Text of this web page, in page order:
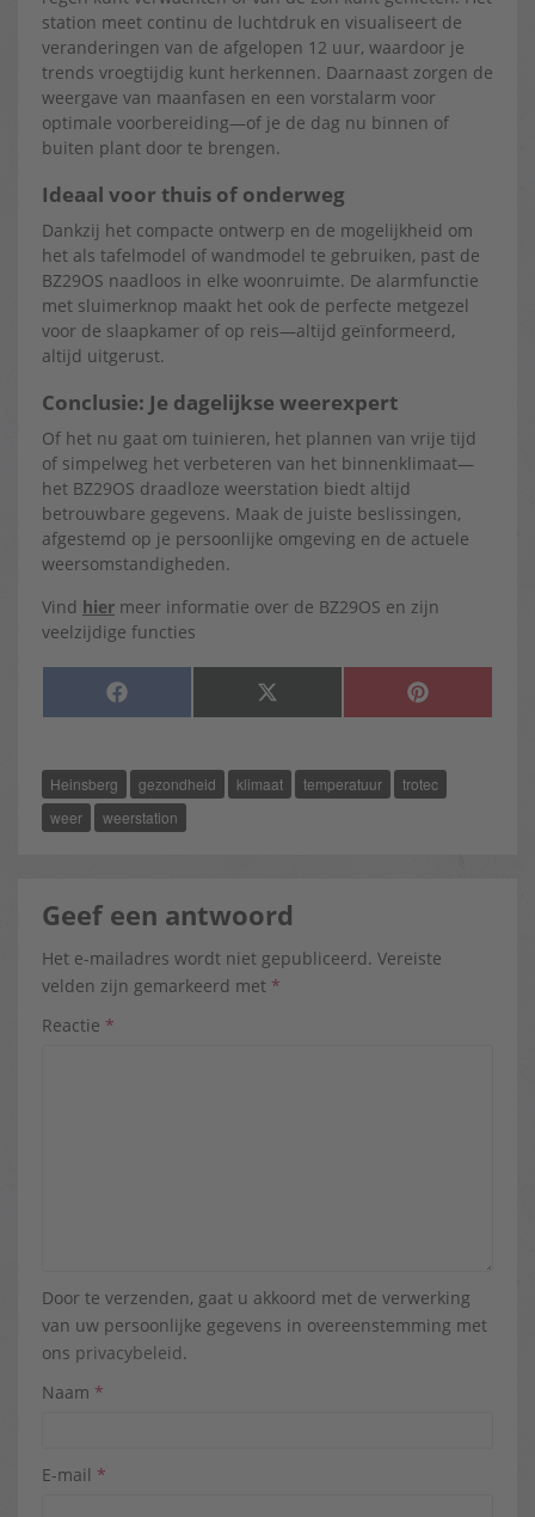
station meet continu de luchtdruk en visualiseert de
veranderingen van de afgelopen 12 uur, waardoor je
trends vroegtijdig kunt herkennen. Daarnaast zorgen de
weergave van maanfasen en een vorstalarm voor
optimale voorbereiding—of je de dag nu binnen of
buiten plant door te brengen.
Ideaal voor thuis of onderweg
Dankzij het compacte ontwerp en de mogelijkheid om
het als tafelmodel of wandmodel te gebruiken, past de
BZ29OS naadloos in elke woonruimte. De alarmfunctie
met sluimerknop maakt het ook de perfecte metgezel
voor de slaapkamer of op reis—altijd geïnformeerd,
altijd uitgerust.
Conclusie: Je dagelijkse weerexpert
Of het nu gaat om tuinieren, het plannen van vrije tijd
of simpelweg het verbeteren van het binnenklimaat—
het BZ29OS draadloze weerstation biedt altijd
betrouwbare gegevens. Maak de juiste beslissingen,
afgestemd op je persoonlijke omgeving en de actuele
weersomstandigheden.
Vind hier meer informatie over de BZ29OS en zijn
veelzijdige functies
SHARE
F
A
O
K
SHARE
X
(
T
T
E
SHARE
P
I
R
E
S
Heinsberg gezondheid klimaat temperatuur
trotec
weer
weerstation
Geef een antwoord
Het e-mailadres wordt niet gepubliceerd. Vereiste
velden zijn gemarkeerd met *
Reactie *
Door te verzenden, gaat u akkoord met de verwerking
van uw persoonlijke gegevens in overeenstemming met
ons privacybeleid.
Naam *
E-mail *